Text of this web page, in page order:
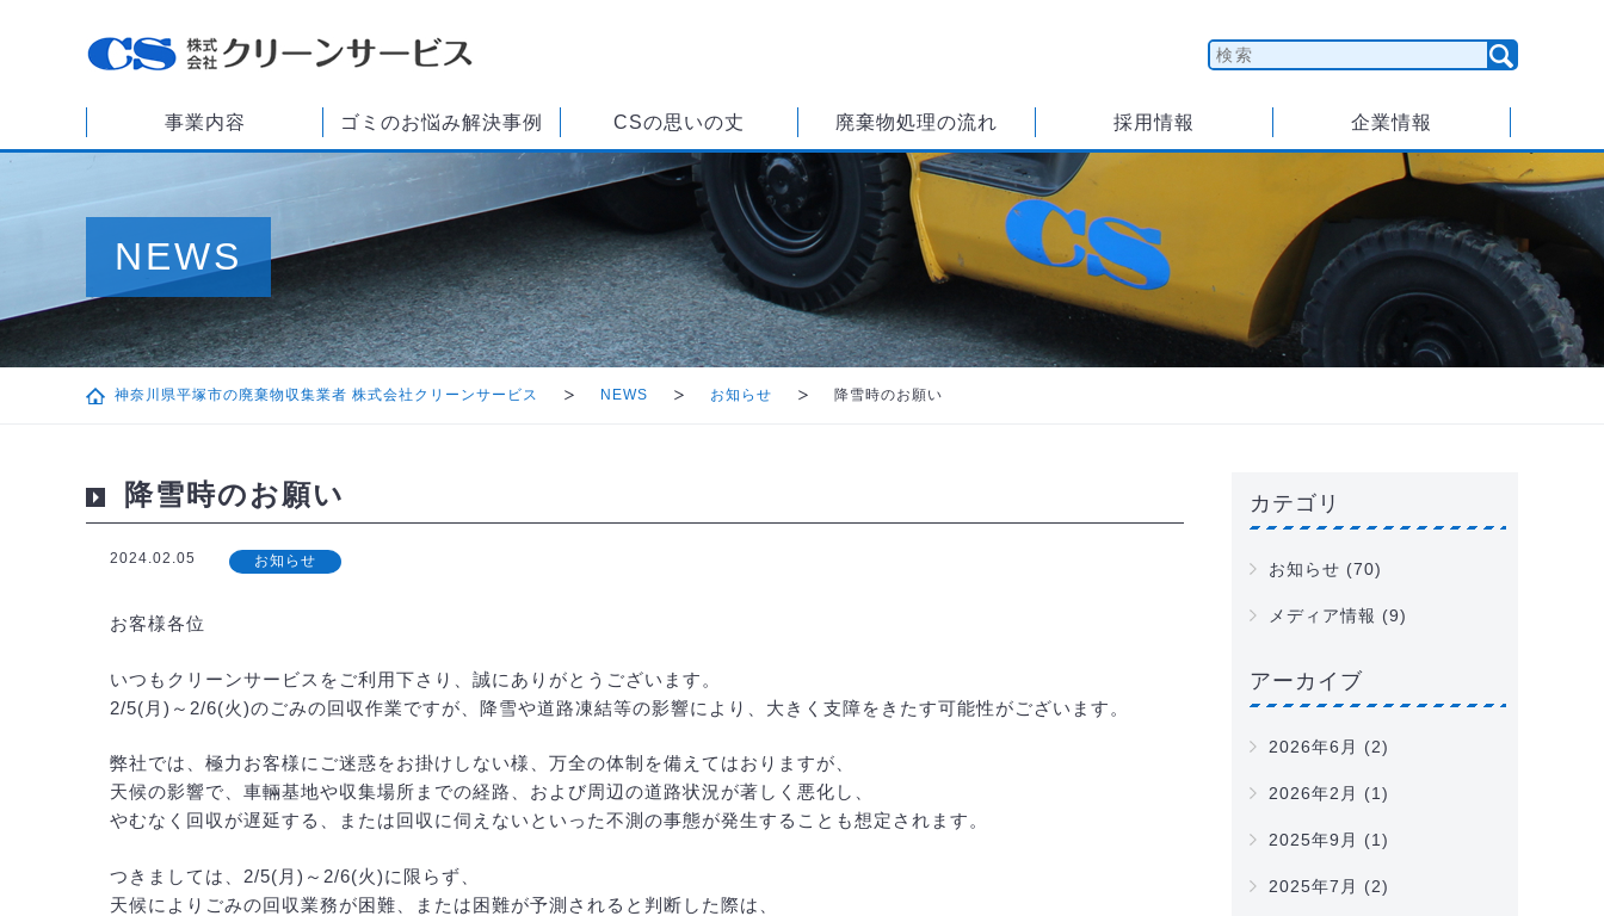
事業内容 ゴミのお悩み解決事例 CSの思いの丈 廃棄物処理の流れ 採用情報 企業情報
NEWS
神奈川県平塚市の廃棄物収集業者 株式会社クリーンサービス NEWS お知らせ 降雪時のお願い
降雪時のお願い
2024.02.05 お知らせ
お客様各位
いつもクリーンサービスをご利用下さり、誠にありがとうございます。
2/5(月)～2/6(火)のごみの回収作業ですが、降雪や道路凍結等の影響により、大きく支障をきたす可能性がございます。
弊社では、極力お客様にご迷惑をお掛けしない様、万全の体制を備えてはおりますが、
天候の影響で、車輛基地や収集場所までの経路、および周辺の道路状況が著しく悪化し、
やむなく回収が遅延する、または回収に伺えないといった不測の事態が発生することも想定されます。
つきましては、2/5(月)～2/6(火)に限らず、
天候によりごみの回収業務が困難、または困難が予測されると判断した際は、
カテゴリ
お知らせ (70)
メディア情報 (9)
アーカイブ
2026年6月 (2)
2026年2月 (1)
2025年9月 (1)
2025年7月 (2)